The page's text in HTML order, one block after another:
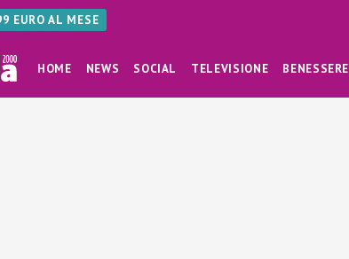
EURO AL MESE
HOME NEWS SOCIAL TELEVISIONE BENESSERE